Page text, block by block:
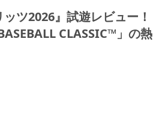
ッツ2026』試遊レビュー！
CLASSIC™」の熱